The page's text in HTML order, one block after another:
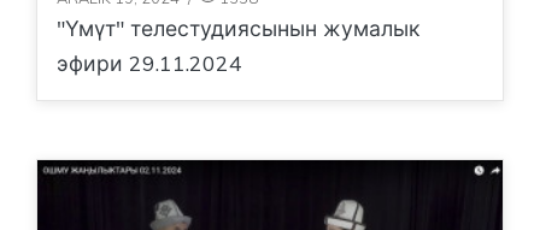
"Үмүт" телестудиясынын жумалык
эфири 29.11.2024